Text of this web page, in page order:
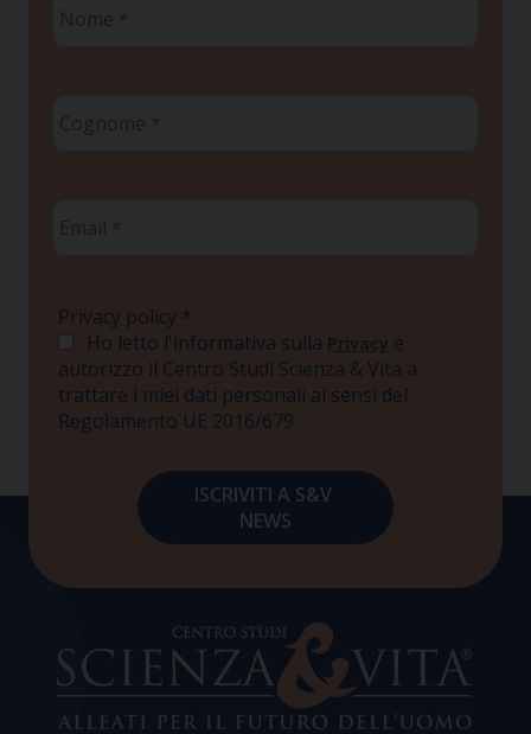
Privacy policy *
Ho letto l'informativa sulla Privacy e
autorizzo il Centro Studi Scienza & Vita a
trattare i miei dati personali ai sensi del
Regolamento UE 2016/679